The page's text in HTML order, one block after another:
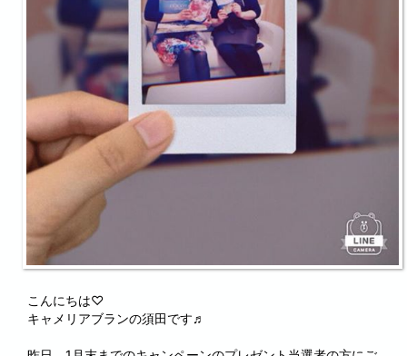
こんにちは♡
キャメリアブランの須田です♬